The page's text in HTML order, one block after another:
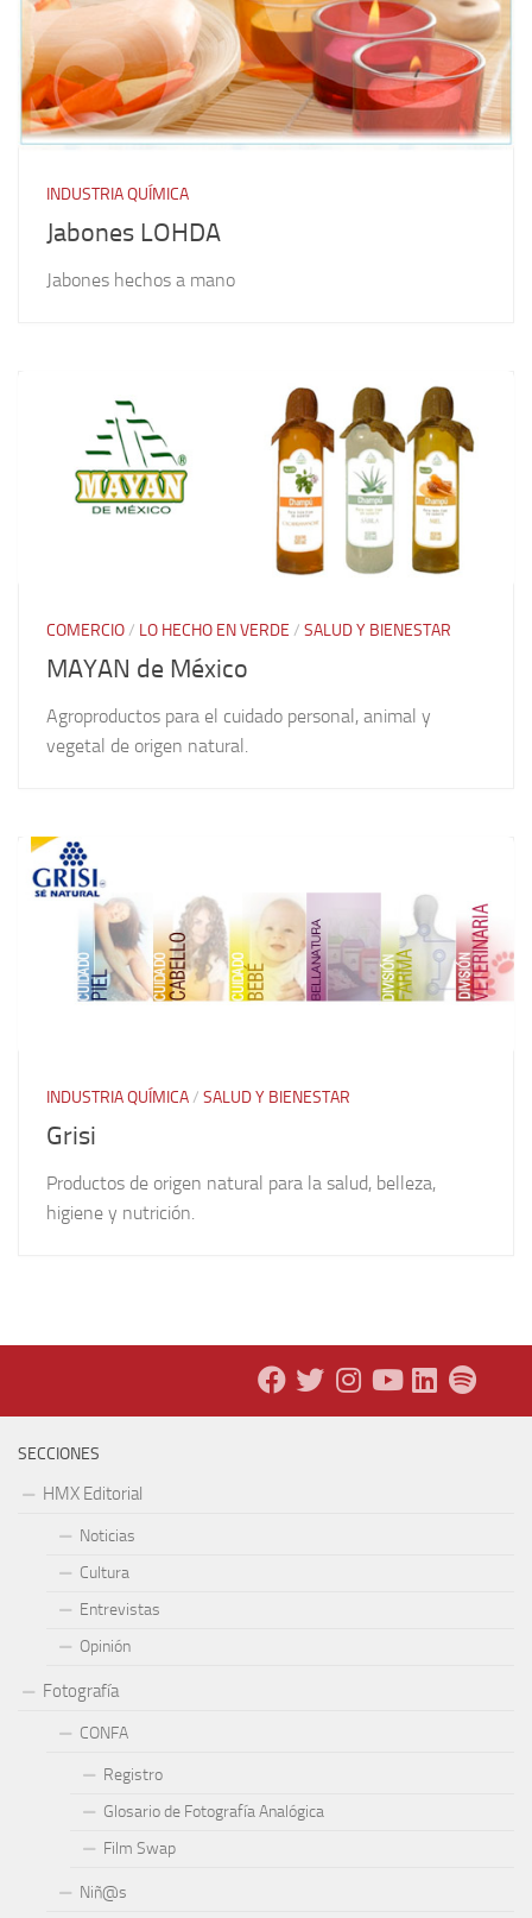
INDUSTRIA QUÍMICA
Jabones LOHDA
Jabones hechos a mano
COMERCIO/ LO HECHO EN VERDE / SALUD Y BIENESTAR
MAYAN de México
Agroproductos para el cuidado personal, animal y
vegetal de origen natural.
INDUSTRIA QUÍMICA/ SALUD Y BIENESTAR
Grisi
Productos de origen natural para la salud, belleza,
higiene y nutrición.
SECCIONES
HMX Editorial
Noticias
Cultura
Entrevistas
Opinión
Fotografía
CONFA
Registro
Glosario de Fotografía Analógica
Film Swap
Niñ@s